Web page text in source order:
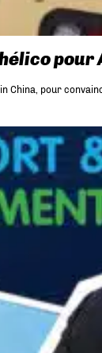
China, pour